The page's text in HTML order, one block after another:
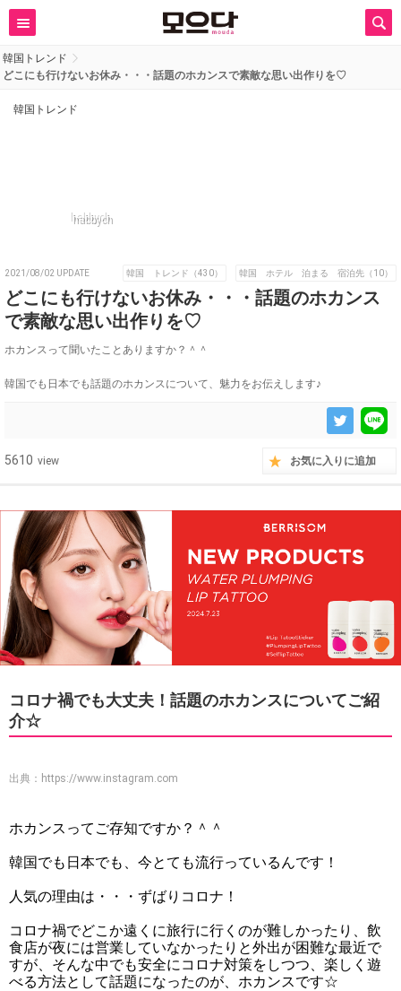
韓国トレンド
どこにも行けないお休み・・・話題のホカンスで素敵な思い出作りを♡
韓国トレンド
habbych
2021/08/02 UPDATE 韓国 トレンド（430） 韓国 ホテル 泊まる 宿泊先（10）
どこにも行けないお休み・・・話題のホカンス
で素敵な思い出作りを♡
ホカンスって聞いたことありますか？＾＾
韓国でも日本でも話題のホカンスについて、魅力をお伝えします♪
5610 view お気に入りに追加
コロナ禍でも大丈夫！話題のホカンスについてご紹
介☆
出典： https://www.instagram.com
ホカンスってご存知ですか？＾＾
韓国でも日本でも、今とても流行っているんです！
人気の理由は・・・ずばりコロナ！
コロナ禍でどこか遠くに旅行に行くのが難しかったり、飲
食店が夜には営業していなかったりと外出が困難な最近で
すが、そんな中でも安全にコロナ対策をしつつ、楽しく遊
べる方法として話題になったのが、ホカンスです☆